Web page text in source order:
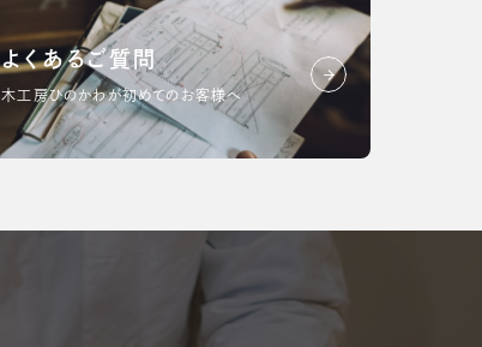
よくあるご質問
木工房ひのかわが初めてのお客様へ